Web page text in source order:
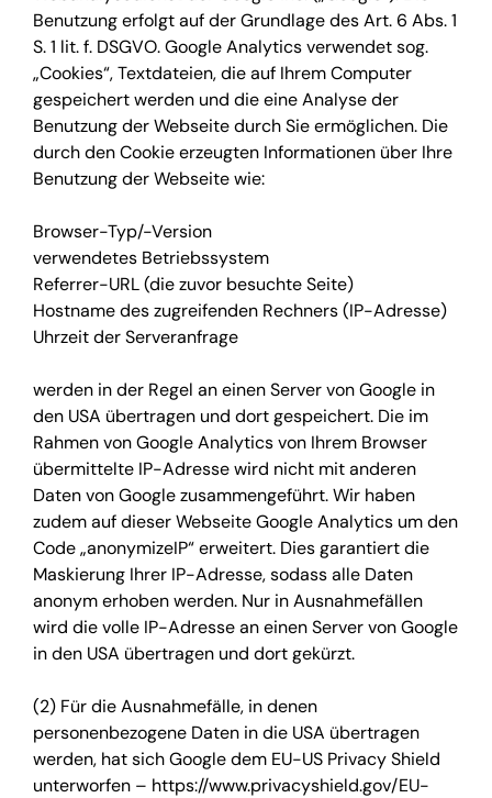
Benutzung erfolgt auf der Grundlage des Art. 6 Abs. 1
S. 1 lit. f. DSGVO. Google Analytics verwendet sog.
„Cookies“, Textdateien, die auf Ihrem Computer
gespeichert werden und die eine Analyse der
Benutzung der Webseite durch Sie ermöglichen. Die
durch den Cookie erzeugten Informationen über Ihre
Benutzung der Webseite wie:
Browser-Typ/-Version
verwendetes Betriebssystem
Referrer-URL (die zuvor besuchte Seite)
Hostname des zugreifenden Rechners (IP-Adresse)
Uhrzeit der Serveranfrage
werden in der Regel an einen Server von Google in
den USA übertragen und dort gespeichert. Die im
Rahmen von Google Analytics von Ihrem Browser
übermittelte IP-Adresse wird nicht mit anderen
Daten von Google zusammengeführt. Wir haben
zudem auf dieser Webseite Google Analytics um den
Code „anonymizeIP“ erweitert. Dies garantiert die
Maskierung Ihrer IP-Adresse, sodass alle Daten
anonym erhoben werden. Nur in Ausnahmefällen
wird die volle IP-Adresse an einen Server von Google
in den USA übertragen und dort gekürzt.
(2) Für die Ausnahmefälle, in denen
personenbezogene Daten in die USA übertragen
werden, hat sich Google dem EU-US Privacy Shield
unterworfen – https://www.privacyshield.gov/EU-